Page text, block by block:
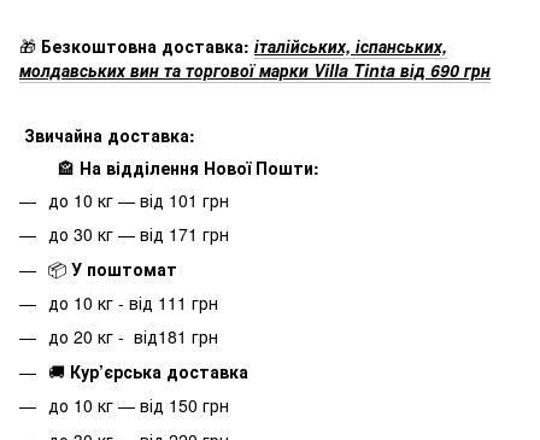
🎁 Безкоштовна доставка: італійських, іспанських,
молдавських вин та торгової марки Villa Tinta від 690 грн
Звичайна доставка:
🏤 На відділення Нової Пошти:
до 10 кг — від 101 грн
до 30 кг — від 171 грн
📦 У поштомат
до 10 кг - від 111 грн
до 20 кг - від181 грн
🚚 Кур’єрська доставка
до 10 кг — від 150 грн